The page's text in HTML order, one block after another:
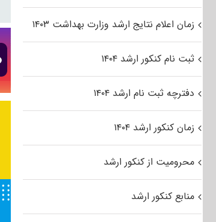
زمان اعلام نتایج ارشد وزارت بهداشت ۱۴۰۳
ثبت نام کنکور ارشد ۱۴۰۴
دفترچه ثبت نام ارشد ۱۴۰۴
زمان کنکور ارشد ۱۴۰۴
محرومیت از کنکور ارشد
منابع کنکور ارشد